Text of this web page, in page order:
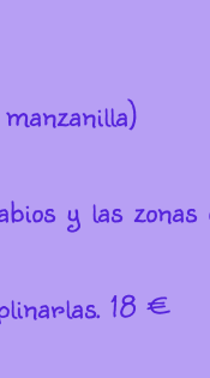
y las zonas
18 €